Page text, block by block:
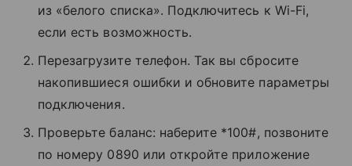
из «белого списка». Подключитесь к Wi-Fi,
если есть возможность.
Перезагрузите телефон. Так вы сбросите
накопившиеся ошибки и обновите параметры
подключения.
Проверьте баланс: наберите *100#, позвоните
по номеру 0890 или откройте приложение